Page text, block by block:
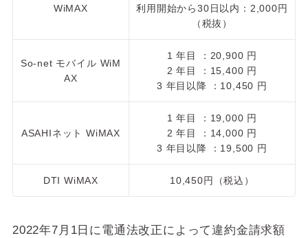
WiMAX
利用開始から30日以内：2,000円
（税抜）
So-net モバイル WiM
AX
1 年目 ：20,900 円
2 年目 ：15,400 円
3 年目以降 ：10,450 円
ASAHIネット WiMAX
1 年目 ：19,000 円
2 年目 ：14,000 円
3 年目以降 ：19,500 円
DTI WiMAX 10,450円（税込）
2022年7月1日に電通法改正によって違約金請求額